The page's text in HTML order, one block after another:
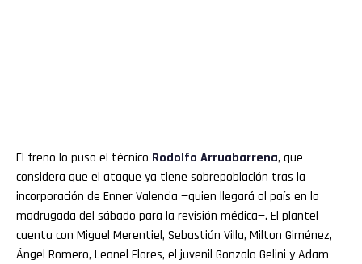
El freno lo puso el técnico Rodolfo Arruabarrena, que
considera que el ataque ya tiene sobrepoblación tras la
incorporación de Enner Valencia —quien llegará al país en la
madrugada del sábado para la revisión médica—. El plantel
cuenta con Miguel Merentiel, Sebastián Villa, Milton Giménez,
Ángel Romero, Leonel Flores, el juvenil Gonzalo Gelini y Adam